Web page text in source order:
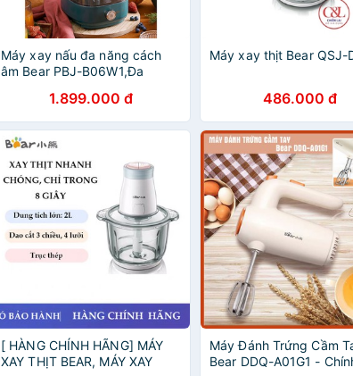
Máy xay nấu đa năng cách
âm Bear PBJ-B06W1,Đa
1.899.000 đ
Máy xay thịt Bear QSJ-
486.000 đ
[ HÀNG CHÍNH HÃNG] MÁY
XAY THỊT BEAR, MÁY XAY
Máy Đánh Trứng Cầm
Bear DDQ-A01G1 -